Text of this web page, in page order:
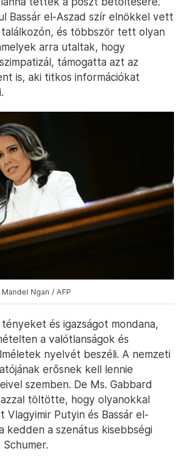
Bassár el-Aszad szír elnökkel vett
és többször tett olyan
arra utaltak, hogy
támogatta azt az
is, aki titkos információkat
Ngan / AFP
és igazságot mondana,
a valótlanságok és
nyelvét beszéli. A nemzeti
erősnek kell lennie
szemben. De Ms. Gabbard
töltötte, hogy olyanokkal
Vlagyimir Putyin és Bassár el-
kedden a szenátus kisebbségi